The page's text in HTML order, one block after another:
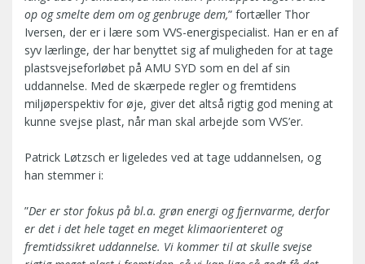
op og smelte dem om og genbruge dem,” fortæller Thor
Iversen, der er i lære som VVS-energispecialist. Han er en af
syv lærlinge, der har benyttet sig af muligheden for at tage
plastsvejseforløbet på AMU SYD som en del af sin
uddannelse. Med de skærpede regler og fremtidens
miljøperspektiv for øje, giver det altså rigtig god mening at
kunne svejse plast, når man skal arbejde som VVS’er.
Patrick Løtzsch er ligeledes ved at tage uddannelsen, og
han stemmer i:
”Der er stor fokus på bl.a. grøn energi og fjernvarme, derfor
er det i det hele taget en meget klimaorienteret og
fremtidssikret uddannelse. Vi kommer til at skulle svejse